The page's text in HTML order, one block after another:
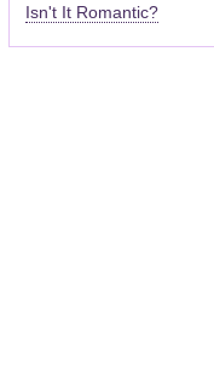
Isn't It Romantic?